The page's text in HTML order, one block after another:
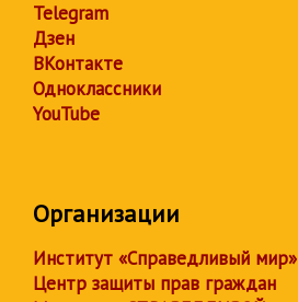
Telegram
Дзен
ВКонтакте
Одноклассники
YouTube
Организации
Институт «Справедливый мир»
Центр защиты прав граждан